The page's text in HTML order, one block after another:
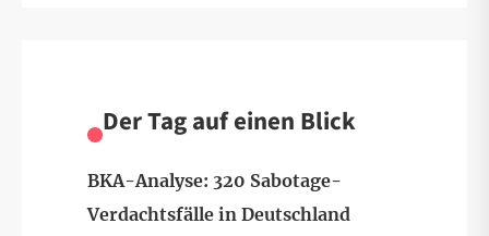
Der Tag auf einen Blick
BKA-Analyse: 320 Sabotage-
Verdachtsfälle in Deutschland